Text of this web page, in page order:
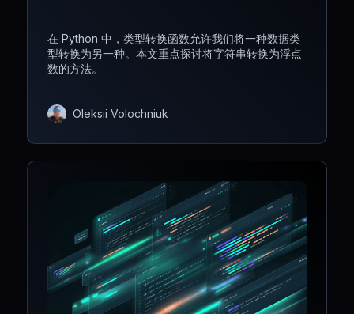
在 Python 中，类型转换函数允许我们将一种数据类
型转换为另一种。本文重点探讨将字符串转换为浮点
数的方法。
Oleksii Volochniuk